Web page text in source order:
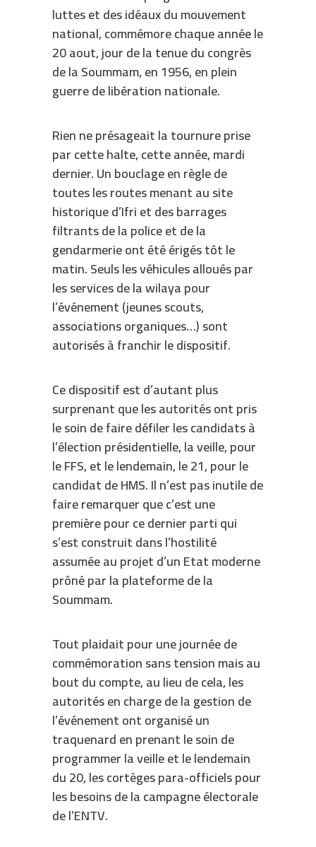
luttes et des idéaux du mouvement
national,commémore chaque année le
20 aout, jour de la tenue du congrès
de la Soummam, en 1956, en plein
guerre de libération nationale.
Rien ne présageait la tournure prise
par cette halte, cette année, mardi
dernier. Un bouclage en règle de
toutes les routes menant au site
historique d’Ifri et des barrages
filtrants de la police et de la
gendarmerie ont été érigés tôt le
matin. Seuls les véhicules alloués par
les services de la wilaya pour
l’événement (jeunes scouts,
associations organiques…) sont
autorisés à franchir le dispositif.
Ce dispositif est d’autant plus
surprenant que les autorités ont pris
le soin de faire défiler les candidats à
l’élection présidentielle, la veille, pour
le FFS, et le lendemain, le 21, pour le
candidat de HMS. Il n’est pas inutile de
faire remarquer que c’est une
première pour ce dernier parti qui
s’est construit dans l’hostilité
assumée au projet d’un Etat moderne
prôné par la plateforme de la
Soummam.
Tout plaidait pour une journée de
commémoration sans tension mais au
bout du compte, au lieu de cela, les
autorités en charge de la gestion de
l’événement ont organisé un
traquenard en prenant le soin de
programmer la veille et le lendemain
du 20, les cortèges para-officiels pour
les besoins de la campagne électorale
de l’ENTV.